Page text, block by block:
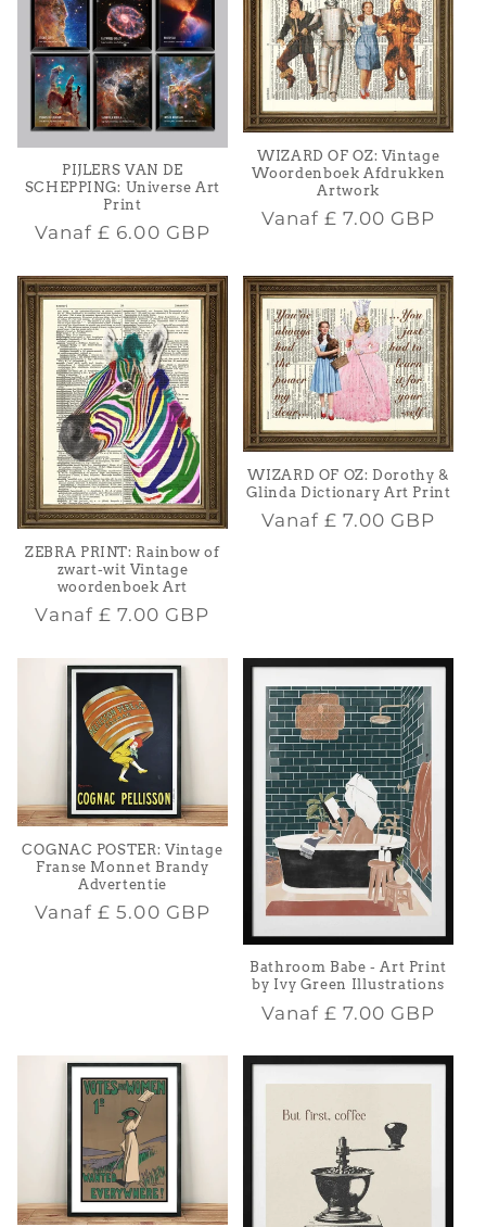
e
PIJLERS VAN DE
SCHEPPING: Universe Art
Print
Normale
Vanaf£ 6.00 GBP
WIZARD OF OZ: Vintage
Woordenboek Afdrukken
Artwork
Normale
Vanaf£ 7.00 GBP
ZEBRA PRINT: Rainbow of
zwart-wit Vintage
woordenboek Art
Normale
Vanaf £ 7.00 GBP
WIZARD OF OZ: Dorothy &
Glinda Dictionary Art Print
Normale
Vanaf£ 7.00 GBP
COGNAC POSTER: Vintage
Franse Monnet Brandy
Advertentie
Normale
Vanaf£ 5.00 GBP
Bathroom Babe - Art Print
by Ivy Green Illustrations
Normale
Vanaf£ 7.00 GBP